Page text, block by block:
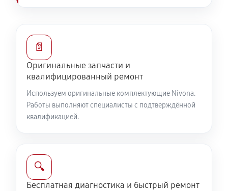
📄
Оригинальные запчасти и
квалифицированный ремонт
Используем оригинальные комплектующие Nivona.
Работы выполняют специалисты с подтверждённой
квалификацией.
🔍
Бесплатная диагностика и быстрый ремонт